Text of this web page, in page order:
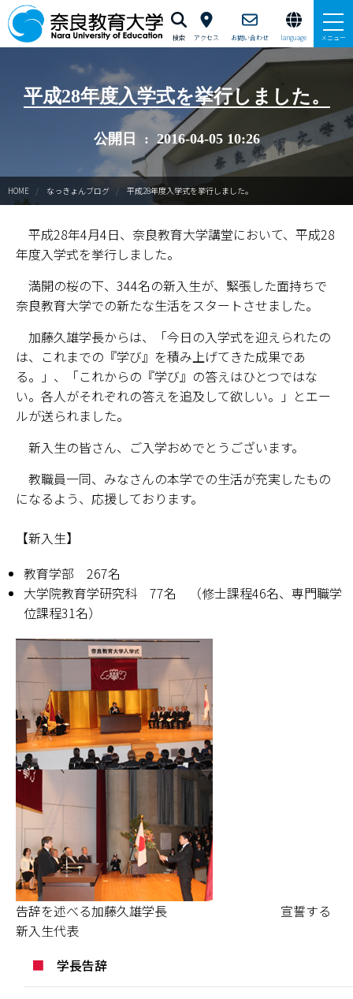
検索 アクセス お問い合わせ language メニュー
本学で学びたい方へ
在学生の方へ
卒業生・修了生の方、現職教員の方へ
自治体・企業の方へ
一般・地域の方へ
大学紹介
入試情報
学部・大学院
進路・就職
国際交流・留学
奈良国立大学機構
図書館
教育資料館
ESD・SDGsセンター
情報センター
自然環境教育センター
理数教育研究センター
特別支援教育研究センター
Nara ISC/ 国際戦略センター
こどもの学びと育ちセンター(C-CHILD)
AED設置状況
平成28年度入学式を挙行しました。
公開日 : 2016-04-05 10:26
HOME なっきょんブログ 平成28年度入学式を挙行しました。
平成28年4月4日、奈良教育大学講堂において、平成28
年度入学式を挙行しました。
満開の桜の下、344名の新入生が、緊張した面持ちで
奈良教育大学での新たな生活をスタートさせました。
加藤久雄学長からは、「今日の入学式を迎えられたの
は、これまでの『学び』を積み上げてきた成果であ
る。」、「これからの『学び』の答えはひとつではな
い。各人がそれぞれの答えを追及して欲しい。」とエー
ルが送られました。
新入生の皆さん、ご入学おめでとうございます。
教職員一同、みなさんの本学での生活が充実したもの
になるよう、応援しております。
【新入生】
教育学部 267名
大学院教育学研究科 77名 （修士課程46名、専門職学
位課程31名）
告辞を述べる加藤久雄学長 宣誓する
新入生代表
■ 学長告辞